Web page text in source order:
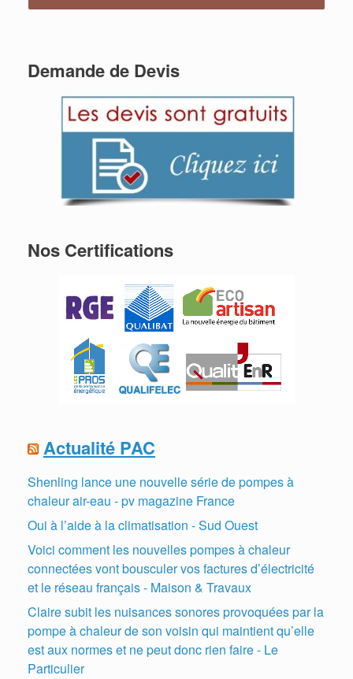
Demande de Devis
Nos Certifications
Actualité PAC
Shenling lance une nouvelle série de pompes à
chaleur air-eau - pv magazine France
Oui à l’aide à la climatisation - Sud Ouest
Voici comment les nouvelles pompes à chaleur
connectées vont bousculer vos factures d’électricité
et le réseau français - Maison & Travaux
Claire subit les nuisances sonores provoquées par la
pompe à chaleur de son voisin qui maintient qu’elle
est aux normes et ne peut donc rien faire - Le
Particulier